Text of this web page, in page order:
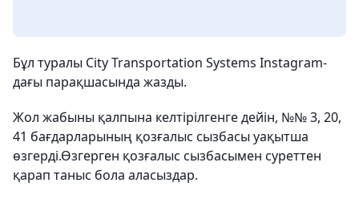
Бұл туралы City Transportation Systems Instagram-
дағы парақшасында жазды.
Жол жабыны қалпына келтірілгенге дейін, №№ 3, 20,
41 бағдарларының қозғалыс сызбасы уақытша
өзгерді.Өзгерген қозғалыс сызбасымен суреттен
қарап таныс бола аласыздар.